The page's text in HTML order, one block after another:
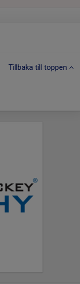
Tillbaka till toppen